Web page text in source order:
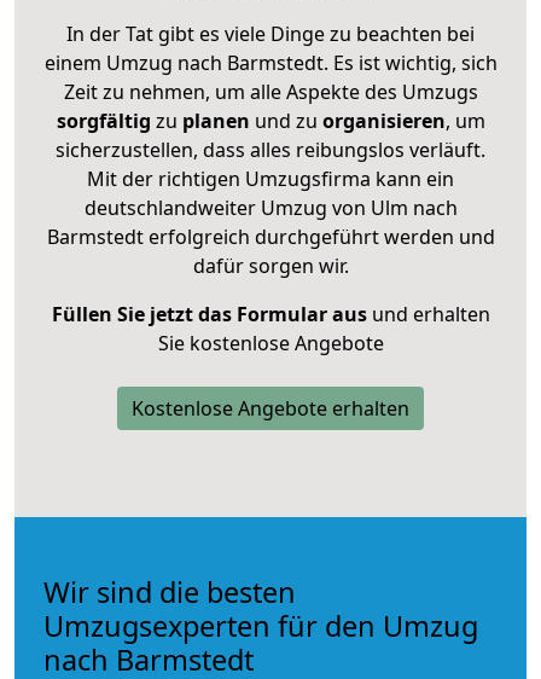
In der Tat gibt es viele Dinge zu beachten bei
einem Umzug nach Barmstedt. Es ist wichtig, sich
Zeit zu nehmen, um alle Aspekte des Umzugs
sorgfältig zu planen und zu organisieren, um
sicherzustellen, dass alles reibungslos verläuft.
Mit der richtigen Umzugsfirma kann ein
deutschlandweiter Umzug von Ulm nach
Barmstedt erfolgreich durchgeführt werden und
dafür sorgen wir.
Füllen Sie jetzt das Formular ausund erhalten
Sie kostenlose Angebote
Kostenlose Angebote erhalten
Wir sind die besten
Umzugsexperten für den Umzug
nach Barmstedt